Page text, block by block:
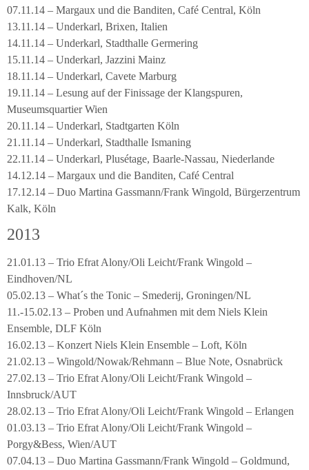
07.11.14 – Margaux und die Banditen, Café Central, Köln
13.11.14 – Underkarl, Brixen, Italien
14.11.14 – Underkarl, Stadthalle Germering
15.11.14 – Underkarl, Jazzini Mainz
18.11.14 – Underkarl, Cavete Marburg
19.11.14 – Lesung auf der Finissage der Klangspuren,
Museumsquartier Wien
20.11.14 – Underkarl, Stadtgarten Köln
21.11.14 – Underkarl, Stadthalle Ismaning
22.11.14 – Underkarl, Plusétage, Baarle-Nassau, Niederlande
14.12.14 – Margaux und die Banditen, Café Central
17.12.14 – Duo Martina Gassmann/Frank Wingold, Bürgerzentrum
Kalk, Köln
2013
21.01.13 – Trio Efrat Alony/Oli Leicht/Frank Wingold –
Eindhoven/NL
05.02.13 – What´s the Tonic – Smederij, Groningen/NL
11.-15.02.13 – Proben und Aufnahmen mit dem Niels Klein
Ensemble, DLF Köln
16.02.13 – Konzert Niels Klein Ensemble – Loft, Köln
21.02.13 – Wingold/Nowak/Rehmann – Blue Note, Osnabrück
27.02.13 – Trio Efrat Alony/Oli Leicht/Frank Wingold –
Innsbruck/AUT
28.02.13 – Trio Efrat Alony/Oli Leicht/Frank Wingold – Erlangen
01.03.13 – Trio Efrat Alony/Oli Leicht/Frank Wingold –
Porgy&Bess, Wien/AUT
07.04.13 – Duo Martina Gassmann/Frank Wingold – Goldmund,